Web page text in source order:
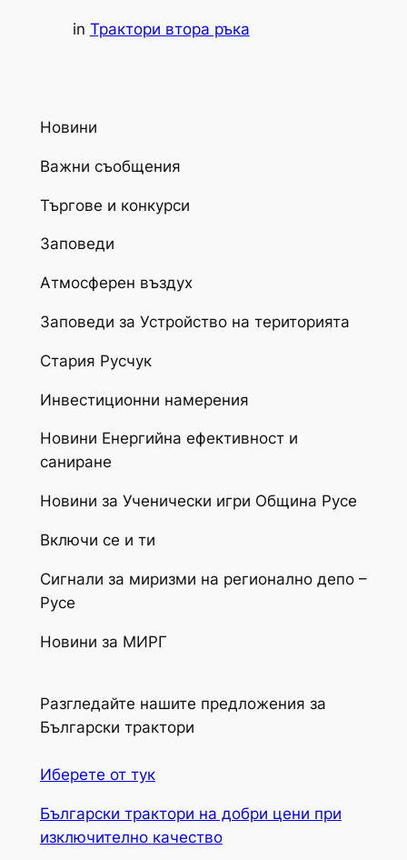
in Трактори втора ръка
Новини
Важни съобщения
Търгове и конкурси
Заповеди
Атмосферен въздух
Заповеди за Устройство на територията
Стария Русчук
Инвестиционни намерения
Новини Енергийна ефективност и
саниране
Новини за Ученически игри Община Русе
Включи се и ти
Сигнали за миризми на регионално депо –
Русе
Новини за МИРГ
Разгледайте нашите предложения за
Български трактори
Иберете от тук
Български трактори на добри цени при
изключително качество